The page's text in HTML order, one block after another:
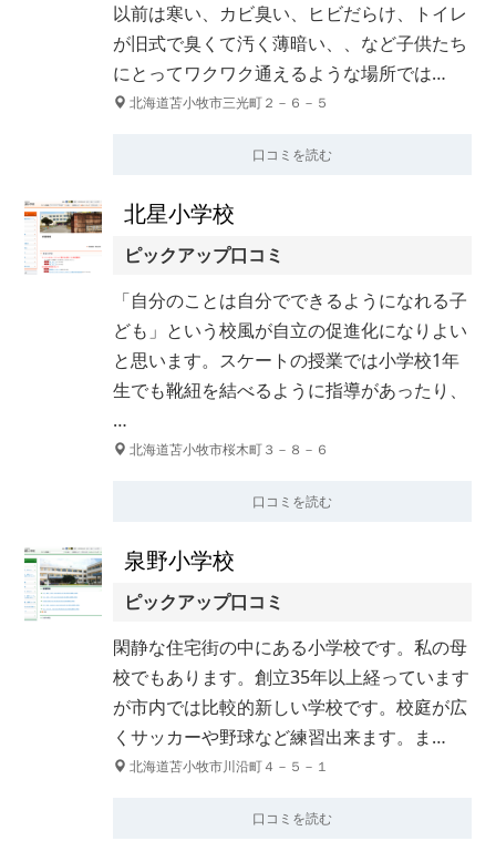
以前は寒い、カビ臭い、ヒビだらけ、トイレ
が旧式で臭くて汚く薄暗い、、など子供たち
にとってワクワク通えるような場所では…
北海道苫小牧市三光町２－６－５
口コミを読む
北星小学校
ピックアップ口コミ
「自分のことは自分でできるようになれる子
ども」という校風が自立の促進化になりよい
と思います。スケートの授業では小学校1年
生でも靴紐を結べるように指導があったり、
…
北海道苫小牧市桜木町３－８－６
口コミを読む
泉野小学校
ピックアップ口コミ
閑静な住宅街の中にある小学校です。私の母
校でもあります。創立35年以上経っています
が市内では比較的新しい学校です。校庭が広
くサッカーや野球など練習出来ます。ま…
北海道苫小牧市川沿町４－５－１
口コミを読む